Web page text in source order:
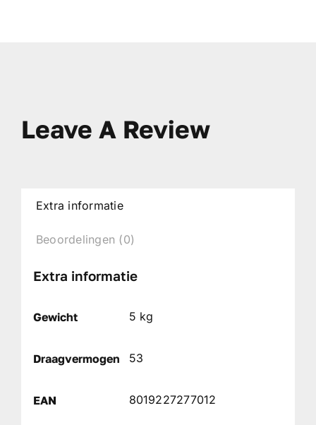
Leave A Review
Extra informatie
Beoordelingen (0)
Extra informatie
Gewicht 5 kg
Draagvermogen 53
EAN 8019227277012